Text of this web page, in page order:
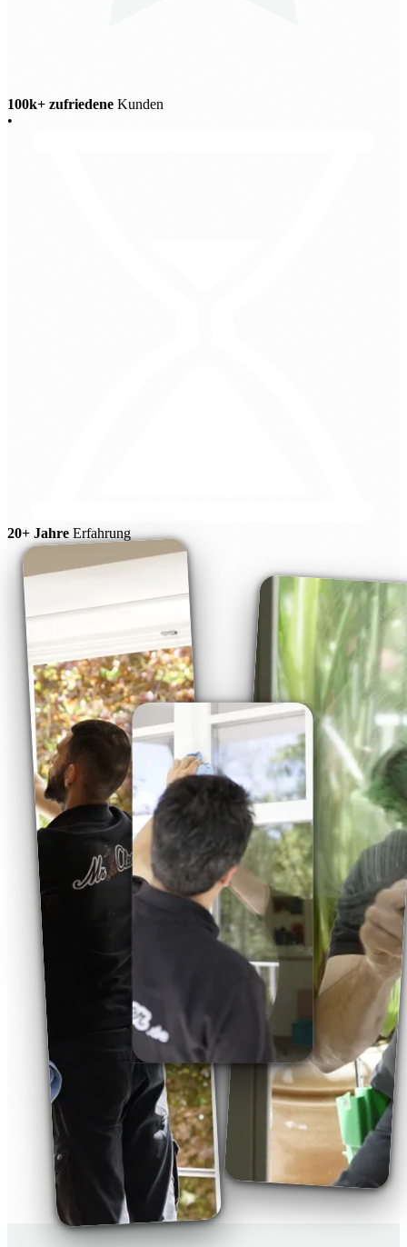
100k+ zufriedene Kunden
•
20+ Jahre Erfahrung